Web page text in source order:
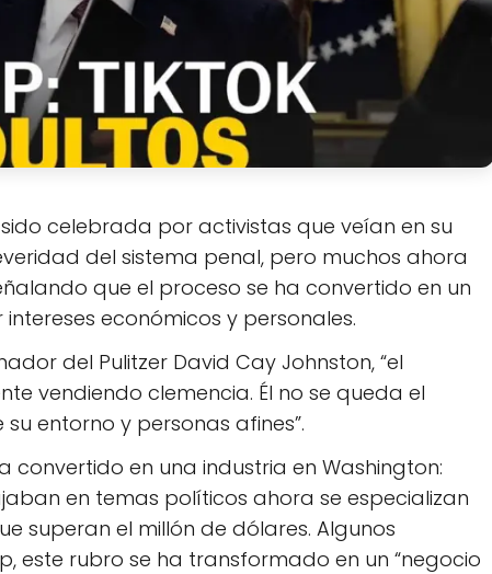
celebrada por activistas que veían en su
del sistema penal, pero muchos ahora
que el proceso se ha convertido en un
económicos y personales.
del Pulitzer David Cay Johnston, “el
vendiendo clemencia. Él no se queda el
entorno y personas afines”.
convertido en una industria en Washington:
en temas políticos ahora se especializan
superan el millón de dólares. Algunos
este rubro se ha transformado en un “negocio